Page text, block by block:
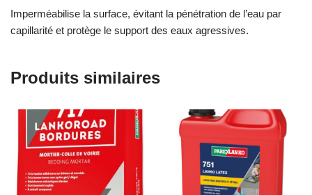
Imperméabilise la surface, évitant la pénétration de l’eau par
capillarité et protège le support des eaux agressives.
Produits similaires